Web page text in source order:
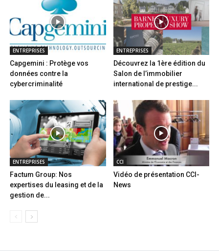
ENTREPRISES
Capgemini : Protège vos
données contre la
cybercriminalité
ENTREPRISES
Découvrez la 1ère édition du
Salon de l’immobilier
international de prestige...
ENTREPRISES
Factum Group: Nos
expertises du leasing et de la
gestion de...
CCI
Vidéo de présentation CCI-
News